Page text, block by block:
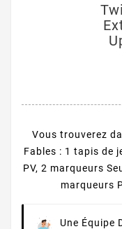
Vous trouverez
Fables : 1 tapis de
PV, 2 marqueurs
marqueurs
Une Équipe